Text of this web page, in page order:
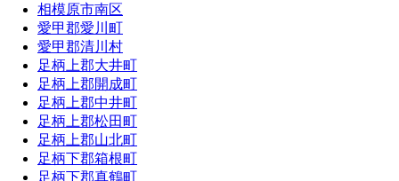
相模原市南区
愛甲郡愛川町
愛甲郡清川村
足柄上郡大井町
足柄上郡開成町
足柄上郡中井町
足柄上郡松田町
足柄上郡山北町
足柄下郡箱根町
足柄下郡真鶴町